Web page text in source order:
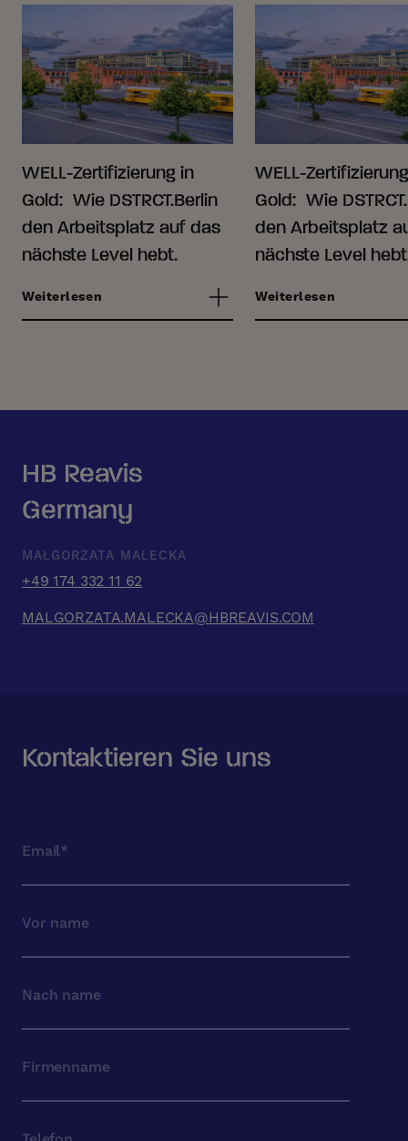
WELL-Zertifizierung in
Gold: Wie DSTRCT.Berlin
den Arbeitsplatz auf das
nächste Level hebt.
Weiterlesen
WELL-
Gold: Wie
den Arbeitsplatz
nächste Level
Weiterlesen
HB Reavis
Germany
MAŁGORZATA MAŁECKA
+49 174 332 11 62
MALGORZATA.MALECKA@HBREAVIS.COM
Kontaktieren Sie uns